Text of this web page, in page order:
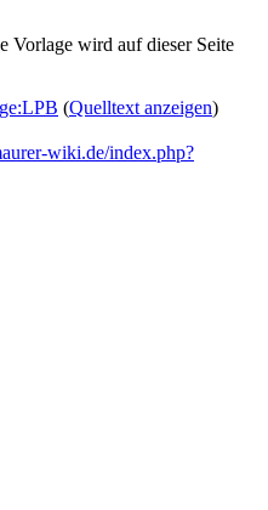
Vorlage wird auf dieser Seite
(Quelltext anzeigen)
wiki.de/index.php?